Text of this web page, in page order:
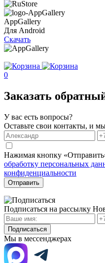
AppGallery
Для Android
Скачать
0
Заказать
У вас есть вопросы?
Оставьте свои контакты, и
Нажимая кнопку
обработку персональных
конфиденциальности
Отправить
Подписаться на рассылку
Подписаться
Мы в мессенджерах